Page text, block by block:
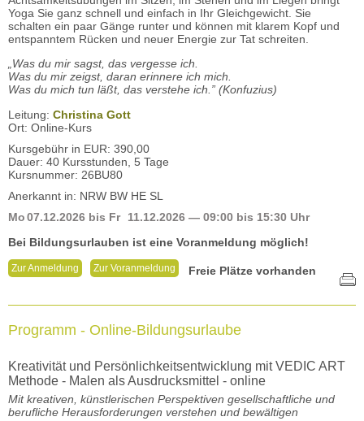
Yoga Sie ganz schnell und einfach in Ihr Gleichgewicht. Sie
schalten ein paar Gänge runter und können mit klarem Kopf und
entspanntem Rücken und neuer Energie zur Tat schreiten.
„Was du mir sagst, das vergesse ich.
Was du mir zeigst, daran erinnere ich mich.
Was du mich tun läßt, das verstehe ich.” (Konfuzius)
Leitung: Christina Gott
Ort: Online-Kurs
Kursgebühr in EUR: 390,00
Dauer: 40 Kursstunden, 5 Tage
Kursnummer: 26BU80
Anerkannt in: NRW BW HE SL
Mo07.12.2026 bis Fr 11.12.2026 — 09:00 bis 15:30 Uhr
Bei Bildungsurlauben ist eine Voranmeldung möglich!
Zur Anmeldung Zur Voranmeldung Freie Plätze vorhanden
Programm - Online-Bildungsurlaube
Kreativität und Persönlichkeitsentwicklung mit VEDIC ART
Methode - Malen als Ausdrucksmittel - online
Mit kreativen, künstlerischen Perspektiven gesellschaftliche und
berufliche Herausforderungen verstehen und bewältigen